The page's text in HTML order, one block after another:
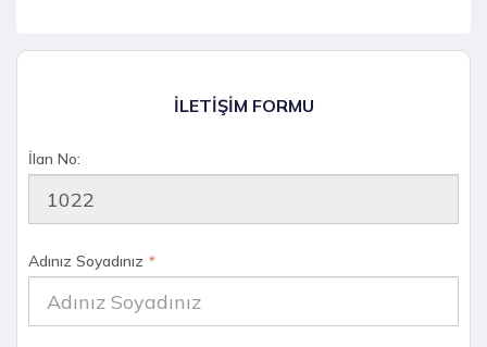
İLETİŞİM FORMU
İlan No:
Adınız Soyadınız *